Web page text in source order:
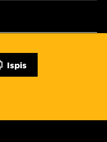
Ispis